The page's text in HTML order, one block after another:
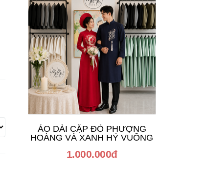
ÁO DÀI CẶP ĐỎ PHƯỢNG
HOÀNG VÀ XANH HỶ VUÔNG
1.000.000đ